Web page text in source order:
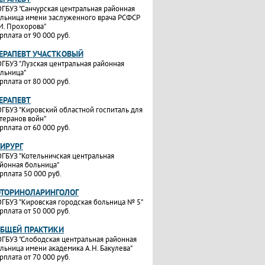
"Санчурская центральная районная
имени заслуженного врача РСФСР
Прохорова"
от 90 000 руб.
УЧАСТКОВЫЙ
"Лузская центральная районная
от 80 000 руб.
"Кировский областной госпиталь для
войн"
от 60 000 руб.
"Котельничская центральная
больница"
50 000 руб.
"Кировская городская больница № 5"
от 50 000 руб.
ПРАКТИКИ
"Слободская центральная районная
имени академика А.Н. Бакулева"
от 70 000 руб.